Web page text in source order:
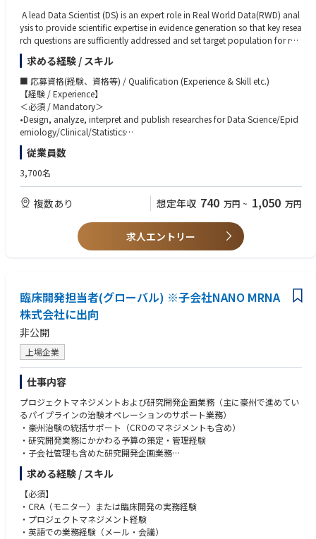
A lead Data Scientist (DS) is an expert role in Real World Data(RWD) anal
ysis to provide scientific expertise in evidence generation so that key resea
rch questions are sufficiently addressed and set target population for res
earch. And all researches/analyses are planned and delivered in a way th
at represent cutting-edge science, methodologies, technologies, process
es, and solutions in the Pharm industry. Lead Data Scientist reports to dir
ector of Data Science, Medical.
•Lead/co-lead observational/database research and data analysis includ
ing Market/R&D analysis
•Assess study design/target population/data source/data handling/anal
ytical method and give clear inputs from an epidemiological point of vie
w
•Oversee venders and manage timeline, quality of outputs, resource, & c
ost of their responsible researches
•Survey & assess the necessary information for database and recommen
•Develop AI use fit for purpose
•Implement AI (including Generative AI) to their work process not only for
求める経験 / スキル
■ 応募資格(経験、資格等) / Qualification (Experience & Skill etc.)
【経験 / Experience】
＜必須 / Mandatory＞
•Design, analyze, interpret and publish researches for Data Science/Epid
emiology/Clinical/Statistics
•Manage, and/or lead group of members who are responsible for condu
cting clinical/epidemiologic research, analysis of data, reading of the da
ta for efficacy, safety, clinical effectiveness and epidemiological assessm
c features)*
*Mandatory only for those with pharmaceutical industry experience
•Make manuscript for their own specialized topics
＜歓迎 / Nice to have＞
(electronic health record) data for clinical /epidemiological research
•Using/applying bioinformatic methodologies to analyze medical data/
database/scientific research
【資格 / License】
＜必須 / Mandatory＞
•Master’s degree in public health or equivalent (individuals holding Data
Science/Engineering/Pharmaceutical science/biostatistics degree are acc
eptable, but should have had the sufficient experience specialized in clini
cal development/epidemiological research)
＜歓迎 / Nice to have＞
•PhD in Data Science/Engineering/Pharmaceutical science/biostatistics
or MD degree is desirable
【能力 / Skill-set】
＜必須 / Mandatory＞
従業員数
3,700名
複数あり 想定年収 740 万円 ~ 1,050 万円
求人エントリー
臨床開発担当者(グローバル) ※子会社NANO MRNA
株式会社に出向
非公開
上場企業
仕事内容
プロジェクトマネジメントおよび研究開発企画業務（主に豪州で進めてい
るパイプラインの治験オペレーションのサポート業務）
・豪州治験の統括サポート（CROのマネジメントも含め）
・研究開発業務にかかわる予算の策定・管理経験
・子会社管理も含めた研究開発企画業務
・研究チームとの連携
求める経験 / スキル
【必須】
・CRA（モニター）または臨床開発の実務経験
・プロジェクトマネジメント経験
・英語での業務経験（メール・会議）